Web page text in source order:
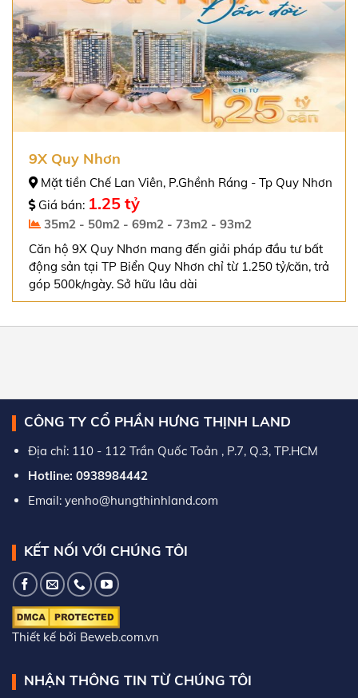
9X Quy Nhơn
Mặt tiền Chế Lan Viên, P.Ghềnh Ráng - Tp Quy Nhơn
Giá bán: 1.25 tỷ
35m2 - 50m2 - 69m2 - 73m2 - 93m2
Căn hộ 9X Quy Nhơn mang đến giải pháp đầu tư bất
động sản tại TP Biển Quy Nhơn chỉ từ 1.250 tỷ/căn, trả
góp 500k/ngày. Sở hữu lâu dài
CÔNG TY CỔ PHẦN HƯNG THỊNH LAND
Địa chỉ: 110 - 112 Trần Quốc Toản , P.7, Q.3, TP.HCM
Hotline: 0938984442
Email: yenho@hungthinhland.com
KẾT NỐI VỚI CHÚNG TÔI
Thiết kế bởi Beweb.com.vn
NHẬN THÔNG TIN TỪ CHÚNG TÔI